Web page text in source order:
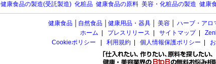
健康食品の製造(受託製造) 化粧品 健康食品の原料 美容・化粧品の製造 健康
健康食品 自然食品 健康用品・器具 美容 ハーブ・アロ
ホーム
プレスリリース サイトマップ|
Cookieポリシー
利用規約 個人情報保護ポリシー